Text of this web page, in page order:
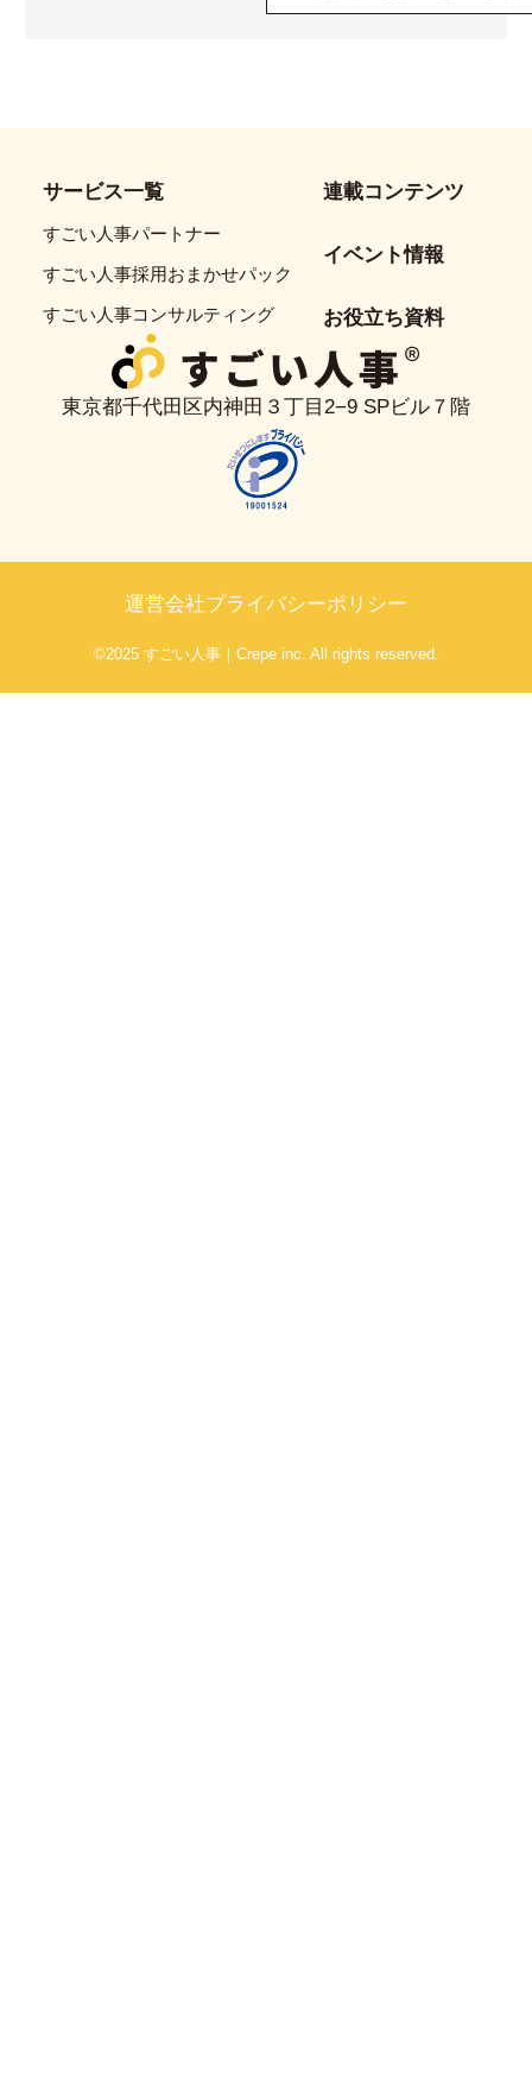
東京都千代田区内神田３丁目2−9 SPビル７階
サービス一覧
すごい人事パートナー
すごい人事採用おまかせパック
すごい人事コンサルティング
連載コンテンツ
イベント情報
お役立ち資料
運営会社プライバシーポリシー
©2025 すごい人事｜Crepe inc. All rights reserved.